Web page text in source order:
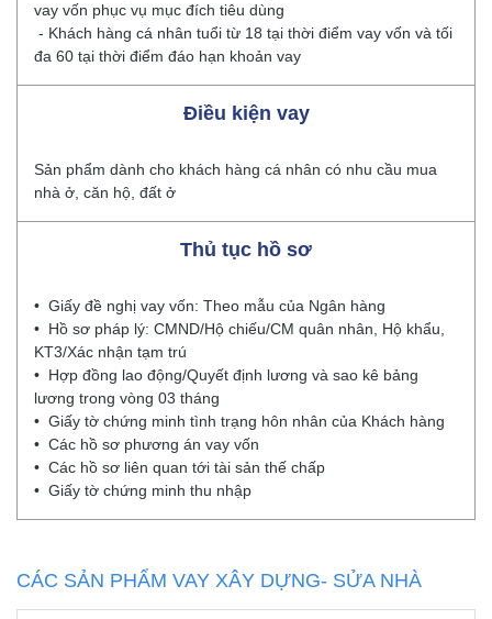
vay vốn phục vụ mục đích tiêu dùng
- Khách hàng cá nhân tuổi từ 18 tại thời điểm vay vốn và tối
đa 60 tại thời điểm đáo hạn khoản vay
Điều kiện vay
Sản phẩm dành cho khách hàng cá nhân có nhu cầu mua
nhà ở, căn hộ, đất ở
Thủ tục hồ sơ
• Giấy đề nghị vay vốn: Theo mẫu của Ngân hàng
• Hồ sơ pháp lý: CMND/Hộ chiếu/CM quân nhân, Hộ khẩu,
KT3/Xác nhận tạm trú
• Hợp đồng lao động/Quyết định lương và sao kê bảng
lương trong vòng 03 tháng
• Giấy tờ chứng minh tình trạng hôn nhân của Khách hàng
• Các hồ sơ phương án vay vốn
• Các hồ sơ liên quan tới tài sản thế chấp
• Giấy tờ chứng minh thu nhập
CÁC SẢN PHẨM VAY XÂY DỰNG- SỬA NHÀ